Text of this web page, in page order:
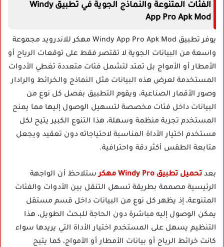
الفئات المتنوعة والنماذج الجوية في تطبيق Windy
App Pro Apk Mod
يوفر تطبيق Windy App Pro Apk Mod مهكر للاندرويد مجموعة
واسعة من البيانات الجوية لا تقتصر فقط على توقعات الرياح أو
الأمطار أو الأمواج بل تمتد لتشمل فئات متعددة تغطي الأدوات
المستخدمة لعرض هذه البيانات مثل النماذج والخرائط والرادار
وصور الأقمار الصناعية، ويقوم التطبيق بفصل كل نوع من
البيانات داخل فئات مخصصة لتسهيل الوصول إليها مما يمنح
المستخدم تجربة منظمة وسهلة، هذا التنوع الكبير يتيح لكل
مستخدم اختيار الأداة المناسبة لاحتياجاته دون تعقيد ويجعل
متابعة الطقس أكثر دقة واحترافية.
بعد تحميل تطبيق Windy Pro مهكر
ستلاحظ أن الواجهة
الرئيسية مصممة بطريقة تسهل التنقل بين الأدوات والفئات
المتنوعة، إذ يظهر كل نوع من البيانات داخل قسم مستقل
يمكن الوصول إليه مباشرة دون الحاجة للبحث الطويل، هذا
التنظيم يسهل على المستخدم اختيار الأداة التي يريدها سواء
كانت خرائط الرياح أو بيانات الأمطار أو الأمواج، كما يتيح